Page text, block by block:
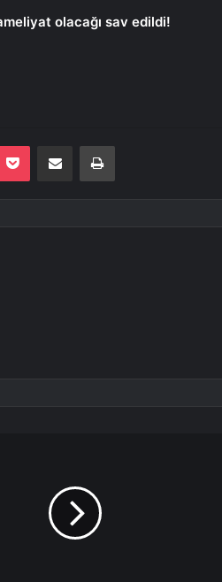
olacağı sav edildi!
Pocket E-Posta ile paylaş Yazdır